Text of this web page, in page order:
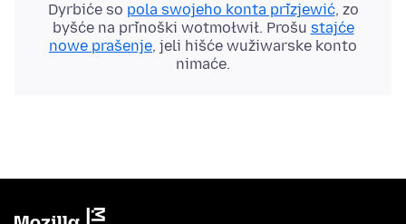
Dyrbiće so pola swojeho konta přizjewić, zo
byšće na přinoški wotmołwił. Prošu stajće
nowe prašenje, jeli hišće wužiwarske konto
nimaće.